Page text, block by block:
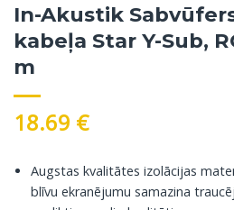
In-Akustik
kabeļa Star Y-Sub,
m
18.69 €
Augstas kvalitātes izolācijas
blīvu ekranējumu samazina